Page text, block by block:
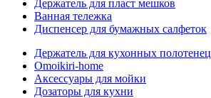
Держатель для пласт мешков
Ванная тележка
Диспенсер для бумажных салфеток
Держатель для кухонных полотенец
Omoikiri-home
Аксессуары для мойки
Дозаторы для кухни